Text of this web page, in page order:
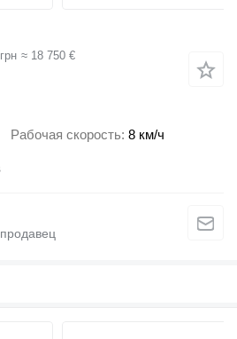
≈ 18 750 €
Рабочая скорость 8 км/ч